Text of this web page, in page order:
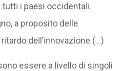
tutti i paesi occidentali.
a proposito delle
dell’innovazione (…)
essere a livello di singoli